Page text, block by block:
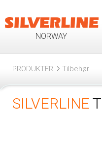
PRODUKTER Tilbehør
SILVERLINE
NORWAY